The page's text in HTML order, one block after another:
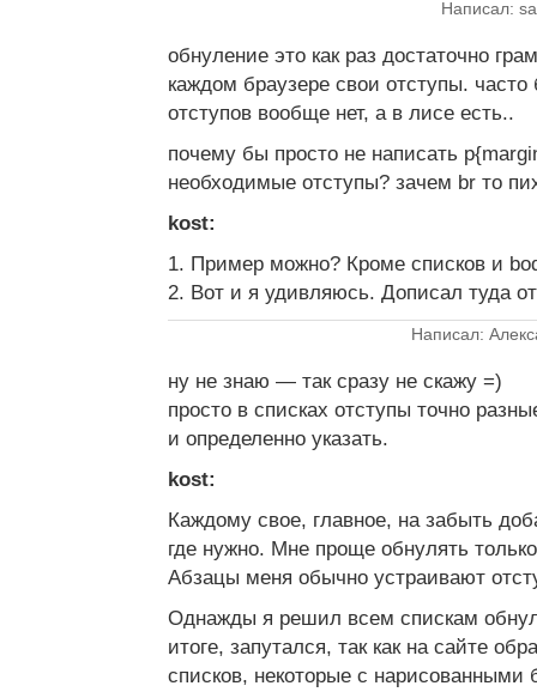
Написал:
обнуление это как раз достаточно
каждом браузере свои отступы.
отступов вообще нет, а в лисе есть..
почему бы просто не написать
необходимые отступы? зачем br то
kost:
1. Пример можно? Кроме списков и
2. Вот и я удивляюсь. Дописал туда
Написал:
ну не знаю — так сразу не скажу =)
просто в списках отступы точно
и определенно указать.
kost:
Каждому свое, главное, на забыть
где нужно. Мне проще обнулять
Абзацы меня обычно устраивают
Однажды я решил всем спискам
итоге, запутался, так как на сайте
списков, некоторые с нарисованными